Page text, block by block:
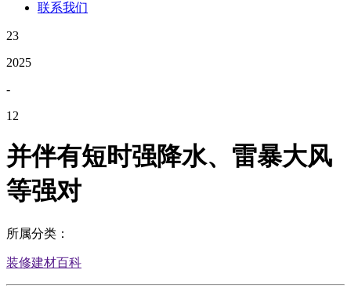
联系我们
23
2025
-
12
并伴有短时强降水、雷暴大风
等强对
所属分类：
装修建材百科